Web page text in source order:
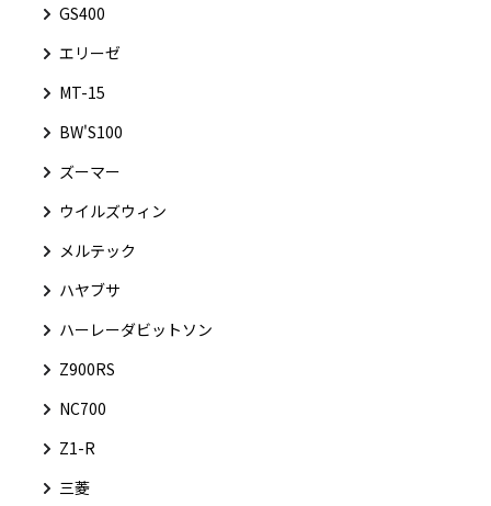
GS400
エリーゼ
MT-15
BW'S100
ズーマー
ウイルズウィン
メルテック
ハヤブサ
ハーレーダビットソン
Z900RS
NC700
Z1-R
三菱